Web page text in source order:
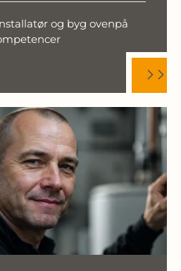
og byg ovenpå